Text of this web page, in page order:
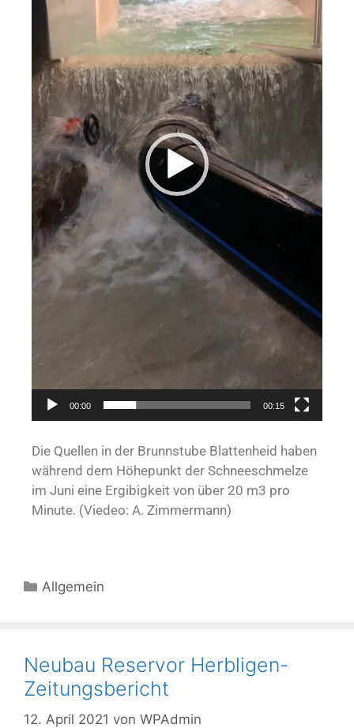
00:00 00:15
Die Quellen in der Brunnstube Blattenheid haben
während dem Höhepunkt der Schneeschmelze
im Juni eine Ergibigkeit von über 20 m3 pro
Minute. (Viedeo: A. Zimmermann)
Allgemein
Neubau Reservor Herbligen-
Zeitungsbericht
12. April 2021 von WPAdmin